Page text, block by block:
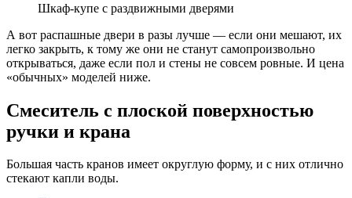
Шкаф-купе с раздвижными дверями
А вот распашные двери в разы лучше — если они мешают, их
легко закрыть, к тому же они не станут самопроизвольно
открываться, даже если пол и стены не совсем ровные. И цена
«обычных» моделей ниже.
Смеситель с плоской поверхностью
ручки и крана
Большая часть кранов имеет округлую форму, и с них отлично
стекают капли воды.